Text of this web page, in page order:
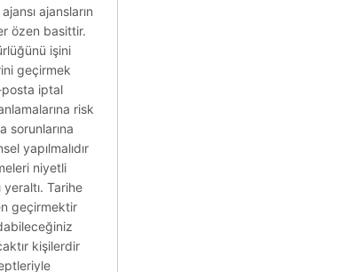
ajansların
özen basittir.
işini
geçirmek
posta iptal
risk
sorunlarına
yapılmalıdır
niyetli
Tarihe
geçirmektir
kişilerdir